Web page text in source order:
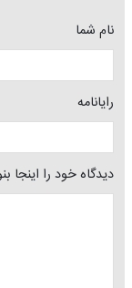
نام شما
رایانامه
دیدگاه خود را اینجا